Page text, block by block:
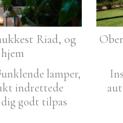
Riad, og
lamper,
indrettede
godt tilpas